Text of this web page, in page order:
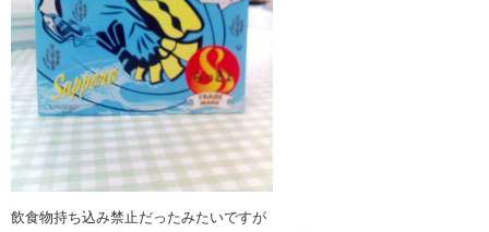
飲食物持ち込み禁止だったみたいですが